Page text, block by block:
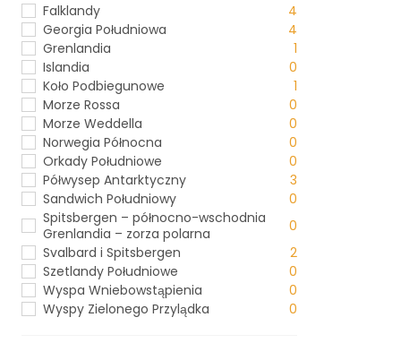
Falklandy
4
Georgia Południowa
4
Grenlandia
1
Islandia
0
Koło Podbiegunowe
1
Morze Rossa
0
Morze Weddella
0
Norwegia Północna
0
Orkady Południowe
0
Półwysep Antarktyczny
3
Sandwich Południowy
0
Spitsbergen – północno-wschodnia
Grenlandia – zorza polarna
0
Svalbard i Spitsbergen
2
Szetlandy Południowe
0
Wyspa Wniebowstąpienia
0
Wyspy Zielonego Przylądka
0